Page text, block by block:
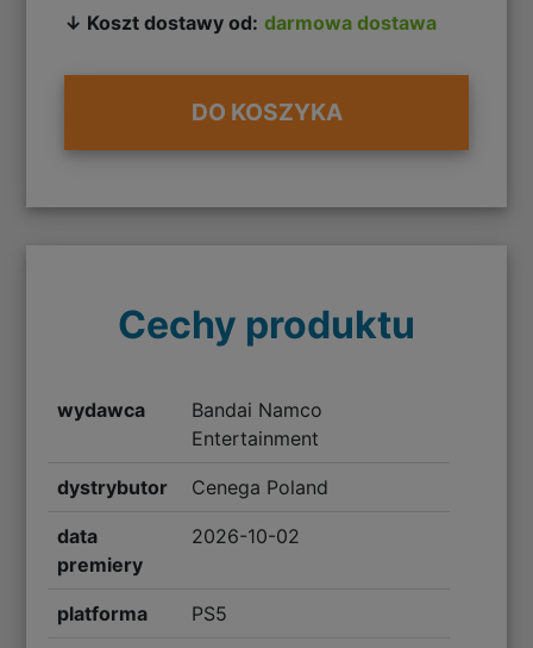
↓ Koszt dostawy od: darmowa dostawa
DO KOSZYKA
Cechy produktu
wydawca
Bandai Namco
Entertainment
dystrybutor Cenega Poland
data
premiery
2026-10-02
platforma PS5